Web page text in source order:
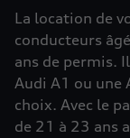
La location de
conducteurs
ans de permis.
Audi A1 ou une
choix. Avec le
de 21 à 23 ans